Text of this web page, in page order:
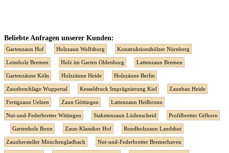
Beliebte Anfragen unserer Kunden:
Gartenzaun Hof Holzzaun Wolfsburg Konstruktionshölzer Nürnberg
Leimholz Bremen Holz im Garten Oldenburg Lattenzaun Bremen
Gartenzäune Köln Holzzäune Heide Holzzäune Berlin
Zaunbeschläge Wuppertal Kesseldruck Imprägnierung Kiel Zaunbau Heide
Fertigzaun Uelzen Zaun Göttingen Lattenzaun Heilbronn
Nut-und-Federbretter Wittingen Staketenzaun Lüdenscheid Profilbretter Gifhorn
Gartenholz Bonn Zaun-Klassiker Hof Rundholzzaun Landshut
Zaunhersteller Mönchengladbach Nut-und-Federbretter Bremerhaven